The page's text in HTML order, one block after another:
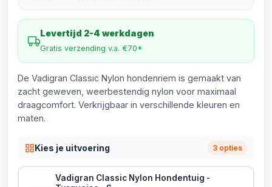
Levertijd 2-4 werkdagen
Gratis verzending v.a. €70*
De Vadigran Classic Nylon hondenriem is gemaakt van
zacht geweven, weerbestendig nylon voor maximaal
draagcomfort. Verkrijgbaar in verschillende kleuren en
maten.
Kies je uitvoering 3 opties
Vadigran Classic Nylon Hondentuig -